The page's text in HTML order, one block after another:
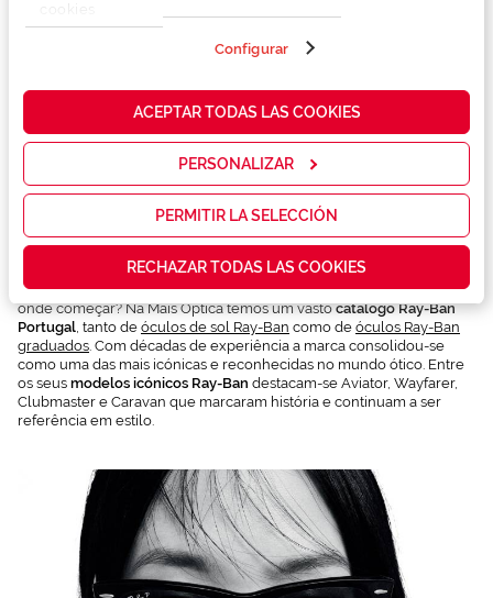
propias y de
cómo mejorar
servicios y
las
que realmente
contenidos
personalizados
para ti gracias
a un perfil
elaborado a
partir de tus
hábitos de
navegación
visitadas).
Puedes
consultar más
información en
nuestra
Política de
Cookies.
Configurar
ACEPTAR TODAS LAS COOKIES
PERSONALIZAR
PERMITIR LA SELECCIÓN
RECHAZAR TODAS LAS COOKIES
Óculos Ray-Ban na Mais
Optica
Estás a pensar emcomprar óculos Ray-Ban onlinee não sabes por
onde começar? Na Mais Optica temos um vastocatálogo Ray-Ban
Portugal , tanto de óculos de sol Ray-Ban como de óculos Ray-Ban
graduados . Com décadas de experiência a marca consolidou-se
como uma das mais icónicas e reconhecidas no mundo ótico. Entre
os seus modelos icónicos Ray-Ban destacam-se Aviator, Wayfarer,
Clubmaster e Caravan que marcaram história e continuam a ser
referência em estilo.